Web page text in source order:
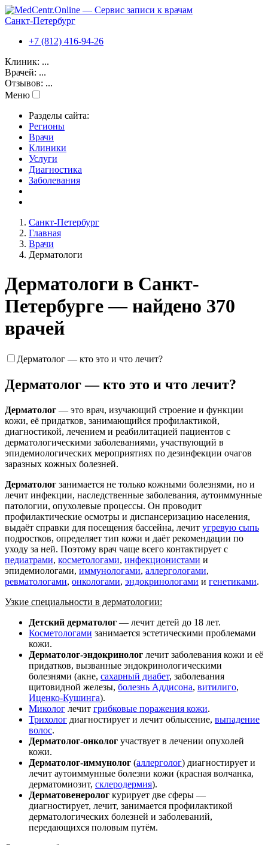
Санкт-Петербург
+7 (812) 416-94-26
Клиник: ...
Врачей: ...
Отзывов: ...
Меню
Разделы сайта:
Регионы
Врачи
Клиники
Услуги
Диагностика
Заболевания
Санкт-Петербург
Главная
Врачи
Дерматологи
Дерматологи в Санкт-
Петербурге — найдено 370
врачей
Дерматолог — кто это и что лечит?
Дерматолог — кто это и что лечит?
Дерматолог — это врач, изучающий строение и функции
кожи, её придатков, занимающийся профилактикой,
диагностикой, лечением и реабилитацией пациентов с
дерматологическими заболеваниями, участвующий в
эпидемиологических мероприятиях по дезинфекции очагов
заразных кожных болезней.
Дерматолог занимается не только кожными болезнями, но и
лечит инфекции, наследственные заболевания, аутоиммунные
патологии, опухолевые процессы. Он проводит
профилактические осмотры и диспансеризацию населения,
выдаёт справки для посещения бассейна, лечит угревую сыпь
подростков, определяет тип кожи и даёт рекомендации по
уходу за ней. Поэтому врач чаще всего контактирует с
педиатрами, косметологами, инфекционистами и
эпидемиологами, иммунологами, аллергологами,
ревматологами, онкологами, эндокринологами и генетиками.
Узкие специальности в дерматологии:
Детский дерматолог — лечит детей до 18 лет.
Косметологами занимается эстетическими проблемами
кожи.
Дерматолог-эндокринолог лечит заболевания кожи и её
придатков, вызванные эндокринологическими
болезнями (акне, сахарный диабет, заболевания
щитовидной железы, болезнь Аддисона, витилиго,
Иценко-Кушинга).
Миколог лечит грибковые поражения кожи.
Трихолог диагностирует и лечит облысение, выпадение
волос.
Дерматолог-онколог участвует в лечении опухолей
кожи.
Дерматолог-иммунолог (аллерголог) диагностирует и
лечит аутоиммунные болезни кожи (красная волчанка,
дерматомиозит, склеродермия).
Дерматовенеролог курирует две сферы —
диагностирует, лечит, занимается профилактикой
дерматологических болезней и заболеваний,
передающихся половым путём.